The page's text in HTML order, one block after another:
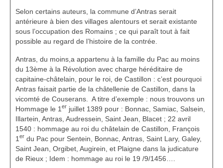
Selon certains auteurs, la commune d’Antras serait
antérieure à bien des villages alentours et serait existante
sous l’occupation des Romains ; ce qui paraît tout à fait
possible au regard de l’histoire de la contrée.
Antras, du moins,a appartenu à la famille du Pac au moins
du 13ème à la Révolution avec charge héréditaire de
capitaine-châtelain, pour le roi, de Castillon : c’est pourquoi
Antras faisait partie de la châtellenie de Castillon, dans la
vicomté de Couserans. A titre d’exemple : nous trouvons un
Hommage le 1 er juillet 1389 pour : Bonnac, Samiac, Salsein,
Illartein, Antras, Audressein, Saint Jean, Blacet ; 22 avril
1540 : hommage au roi du châtelain de Castillon, François
1 er du Pac pour Sentein, Bonnac, Antras, Saint Lary, Galey,
Saint Jean, Orgibet, Augirein, et Plaigne dans la judicature
de Rieux ; Idem : hommage au roi le 19 /9/1456….